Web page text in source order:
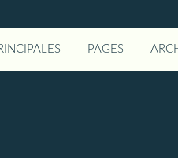
PAGES